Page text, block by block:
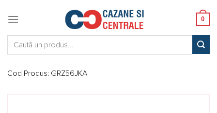
0
Cod Produs: GRZ56JKA